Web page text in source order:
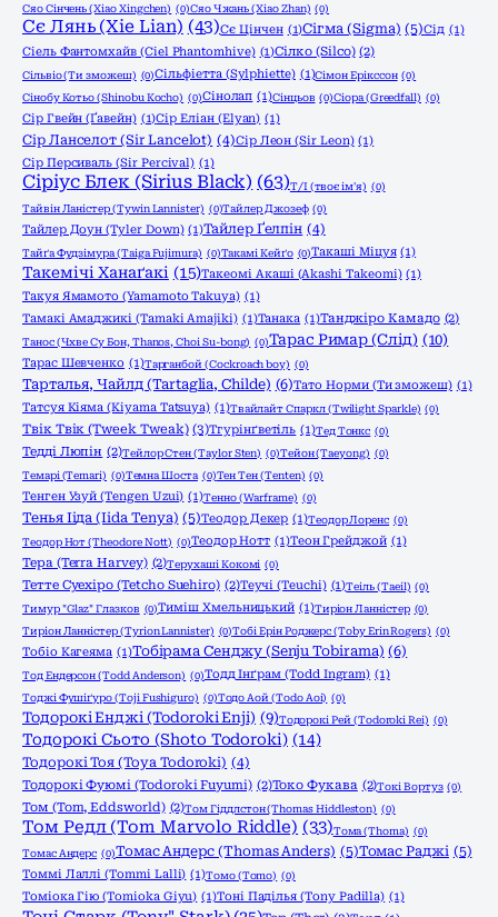
Сяо Сінчень (Xiao Xingchen) (0)Сяо Чжань (Xiao Zhan) (0)
Сє Лянь (Xie Lian) (43)Сє Цінчен (1)Сігма (Sigma) (5)Сід (1)
Сіель Фантомхайв (Ciel Phantomhive) (1)Сілко (Silco) (2)
Сільвіо (Ти зможеш) (0)Сільфіетта (Sylphiette) (1)Сімон Ерікссон (0)
Сінобу Котьо (Shinobu Kocho) (0)Сінолап (1)Сінцьов (0)Сіора (Greedfall) (0)
Сір Гвейн (Ґавейн) (1)Сір Еліан (Elyan) (1)
Сір Ланселот (Sir Lancelot) (4)Сір Леон (Sir Leon) (1)
Сір Персиваль (Sir Percival) (1)
Сіріус Блек (Sirius Black) (63)Т/І (твоє ім'я) (0)
Тайвін Ланістер (Tywin Lannister) (0)Тайлер Джозеф (0)
Тайлер Доун (Tyler Down) (1)Тайлер Ґелпін (4)
Тайґа Фудзімура (Taiga Fujimura) (0)Такамі Кейґо (0)Такаші Міцуя (1)
Такемічі Ханаґакі (15)Такеомі Акаші (Akashi Takeomi) (1)
Такуя Ямамото (Yamamoto Takuya) (1)
Тамакі Амаджикі (Tamaki Amajiki) (1)Танака (1)Танджіро Камадо (2)
Танос (Чхве Су Бон, Thanos, Choi Su-bong) (0)Тарас Римар (Слід) (10)
Тарас Шевченко (1)Тарганбой (Cockroach boy) (0)
Тарталья, Чайлд (Tartaglia, Childe) (6)Тато Норми (Ти зможеш) (1)
Татсуя Кіяма (Kiyama Tatsuya) (1)Твайлайт Спаркл (Twilight Sparkle) (0)
Твік Твік (Tweek Tweak) (3)Тгурінґветіль (1)Тед Тонкс (0)
Тедді Люпін (2)Тейлор Стен (Taylor Sten) (0)Тейон (Taeyong) (0)
Темарі (Temari) (0)Темна Шоста (0)Тен Тен (Tenten) (0)
Тенген Узуй (Tengen Uzui) (1)Тенно (Warframe) (0)
Тенья Ііда (Iida Tenya) (5)Теодор Декер (1)Теодор Лоренс (0)
Теодор Нот (Theodore Nott) (0)Теодор Нотт (1)Теон Грейджой (1)
Тера (Terra Harvey) (2)Терухаші Кокомі (0)
Тетте Суехіро (Tetcho Suehiro) (2)Теучі (Teuchi) (1)Теіль (Taeil) (0)
Тимур "Glaz" Глазков (0)Тиміш Хмельницький (1)Тиріон Ланністер (0)
Тиріон Ланністер (Tyrion Lannister) (0)Тобі Ерін Роджерс (Toby Erin Rogers) (0)
Тобіо Кагеяма (1)Тобірама Сенджу (Senju Tobirama) (6)
Тод Ендерсон (Todd Anderson) (0)Тодд Інґрам (Todd Ingram) (1)
Тоджі Фушіґуро (Toji Fushiguro) (0)Тодо Аой (Todo Aoi) (0)
Тодорокі Енджі (Todoroki Enji) (9)Тодорокі Рей (Todoroki Rei) (0)
Тодорокі Сьото (Shoto Todoroki) (14)
Тодорокі Тоя (Toya Todoroki) (4)
Тодорокі Фуюмі (Todoroki Fuyumi) (2)Токо Фукава (2)Токі Вортуз (0)
Том (Tom, Eddsworld) (2)Том Гіддлстон (Thomas Hiddleston) (0)
Том Редл (Tom Marvolo Riddle) (33)Тома (Thoma) (0)
Томас Андерс (0)Томас Андерс (Thomas Anders) (5)Томас Раджі (5)
Томмі Лаллі (Tommi Lalli) (1)Томо (Tomo) (0)
Томіока Гію (Tomioka Giyu) (1)Тоні Паділья (Tony Padilla) (1)